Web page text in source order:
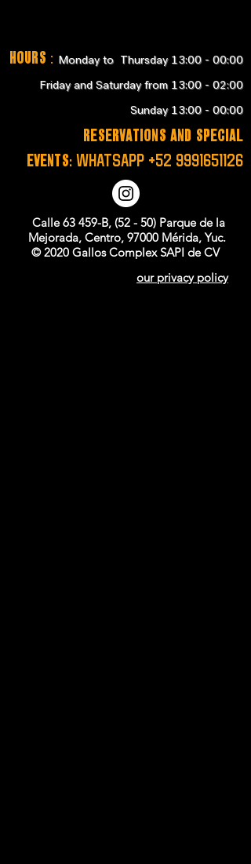
Hours : Monday to Thursday 13:00 - 00:00
Friday and Saturday from 13:00 - 02:00
Sunday 13:00 - 00:00
RESERVATIONS and SPECIAL
EVENTS: WHATSAPP +52 9991651126
Calle 63 459-B, (52 - 50) Parque de la
Mejorada, Centro, 97000 Mérida, Yuc.
© 2020 Gallos Complex SAPI de CV
our privacy policy